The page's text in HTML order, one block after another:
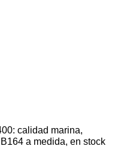
calidad marina,
a medida, en stock